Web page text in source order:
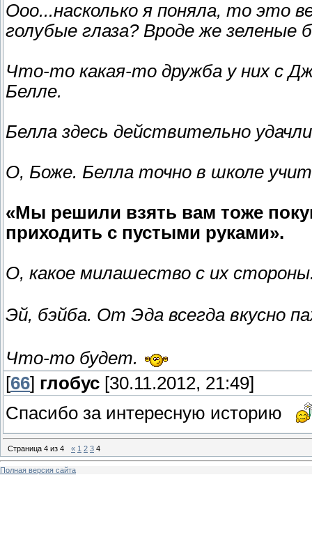
Ооо...насколько я поняла, то это
голубые глаза? Вроде же зеленые
Что-то какая-то дружба у них с
Белле.
Белла здесь действительно
О, Боже. Белла точно в школе
«Мы решили взять вам тоже
приходить с пустыми руками».
О, какое милашество с их
Эй, бэйба. От Эда всегда вкусно
Что-то будет.
[66] глобус [30.11.2012, 21:49]
Спасибо за интересную историю
Страница 4 из 4 « 1 2 3 4
Полная версия сайта